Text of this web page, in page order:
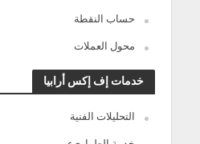
حساب النقطة
محول العملات
خدمات إف إكس أرابيا
التحليلات الفنية